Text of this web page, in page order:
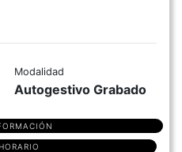
Modalidad
Autogestivo Grabado